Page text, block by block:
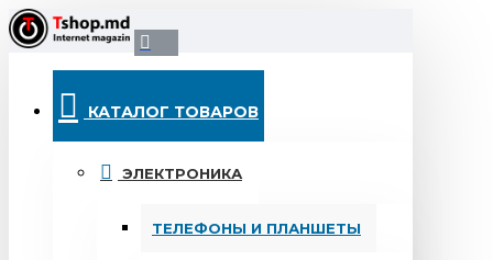
КАТАЛОГ ТОВАРОВ
ЭЛЕКТРОНИКА
ТЕЛЕФОНЫ И ПЛАНШЕТЫ